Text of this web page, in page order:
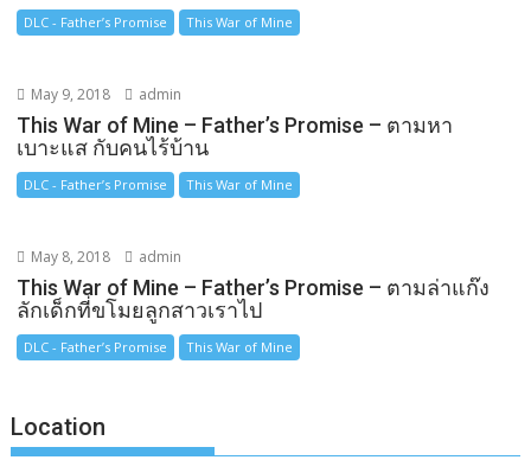
DLC - Father’s Promise This War of Mine
May 9, 2018 admin
This War of Mine – Father’s Promise – ตามหา
เบาะแส กับคนไร้บ้าน
DLC - Father’s Promise This War of Mine
May 8, 2018 admin
This War of Mine – Father’s Promise – ตามล่าแก๊ง
ลักเด็กที่ขโมยลูกสาวเราไป
DLC - Father’s Promise This War of Mine
Location